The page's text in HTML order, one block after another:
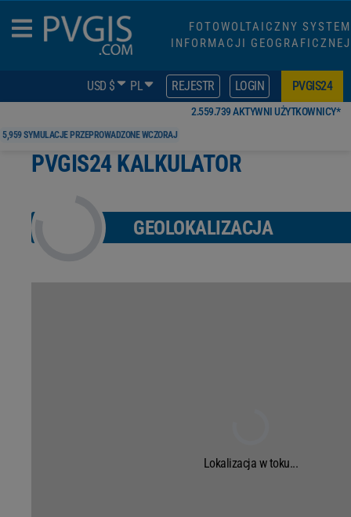
FOTOWOLTAICZNY SYSTEM
INFORMACJI GEOGRAFICZNEJ
USD $ PL REJESTR LOGIN PVGIS24
2,559,739 AKTYWNI UŻYTKOWNICY*
5,959 SYMULACJE PRZEPROWADZONE WCZORAJ
PVGIS24 KALKULATOR
GEOLOKALIZACJA
Lokalizacja w toku...